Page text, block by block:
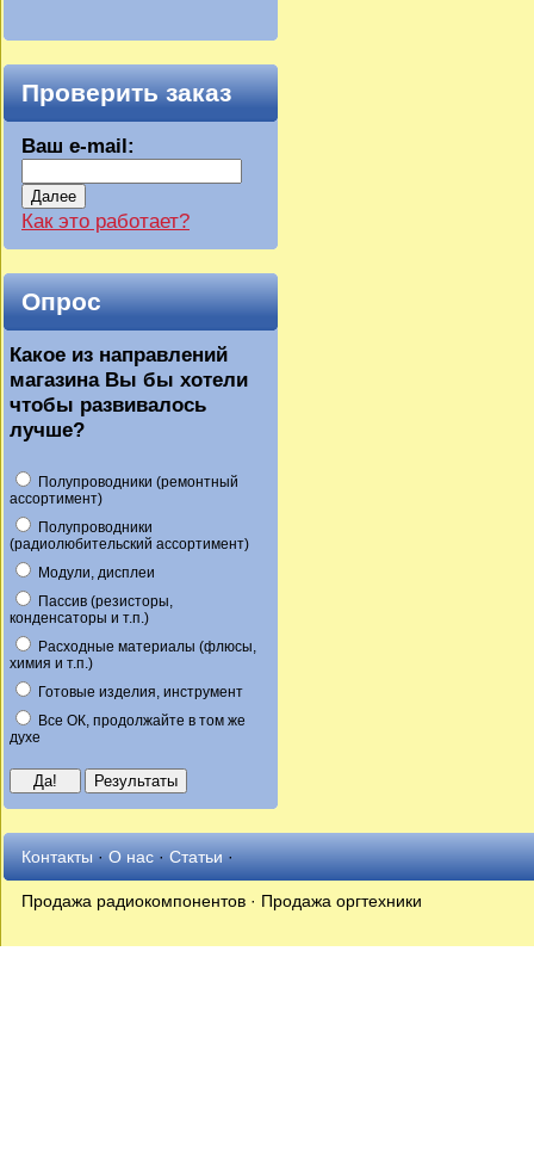
Проверить заказ
Ваш e-mail:
Далее
Как это работает?
Опрос
Какое из направлений
магазина Вы бы хотели
чтобы развивалось
лучше?
Полупроводники (ремонтный
ассортимент)
Полупроводники
(радиолюбительский ассортимент)
Модули, дисплеи
Пассив (резисторы,
конденсаторы и т.п.)
Расходные материалы (флюсы,
химия и т.п.)
Готовые изделия, инструмент
Все ОК, продолжайте в том же
духе
Контакты·О нас·Статьи·
Продажа радиокомпонентов · Продажа оргтехники